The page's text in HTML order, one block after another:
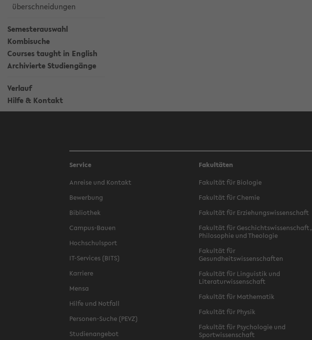
überschneidungen
Semesterauswahl
Kombisuche
Courses taught in English
Archivierte Studiengänge
Verlauf
Hilfe & Kontakt
Service
Anreise und Kontakt
Bewerbung
Bibliothek
Campus-Bauen
Hochschulsport
IT-Services (BITS)
Karriere
Mensa
Hilfe und Notfall
Personen-Suche (PEVZ)
Studienangebot
Fakultäten
Fakultät für Biologie
Fakultät für Chemie
Fakultät für Erziehungswissenschaft
Fakultät für Geschichtswissenschaft,
Philosophie und Theologie
Fakultät für
Gesundheitswissenschaften
Fakultät für Linguistik und
Literaturwissenschaft
Fakultät für Mathematik
Fakultät für Physik
Fakultät für Psychologie und
Sportwissenschaft